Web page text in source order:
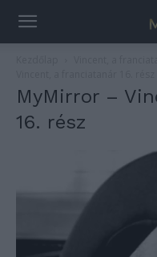
MyMirror –
16. rész